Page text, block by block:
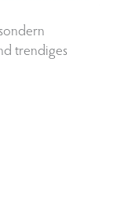
trendiges